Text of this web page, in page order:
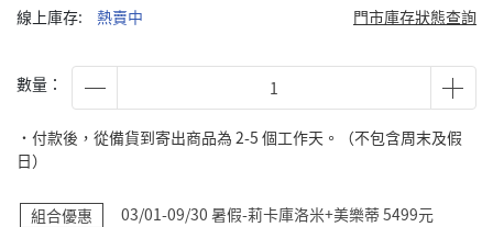
線上庫存: 熱賣中 門市庫存狀態查詢
數量：
˙付款後，從備貨到寄出商品為 2-5 個工作天。（不包含周末及假
日）
組合優惠
03/01-09/30 暑假-莉卡庫洛米+美樂蒂 5499元